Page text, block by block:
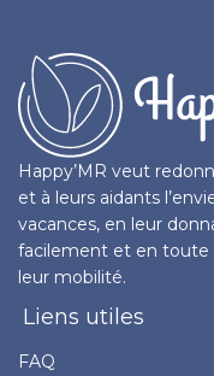
Happy’MR veut
et à leurs aidants
vacances, en leur
facilement et en toute
leur mobilité.
Liens utiles
FAQ